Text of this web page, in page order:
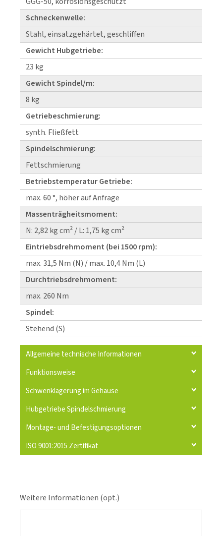
Schneckenwelle:
Stahl, einsatzgehärtet, geschliffen
Gewicht Hubgetriebe:
23 kg
Gewicht Spindel/m:
8 kg
Getriebeschmierung:
synth. Fließfett
Spindelschmierung:
Fettschmierung
Betriebstemperatur Getriebe:
max. 60 °, höher auf Anfrage
Massenträgheitsmoment:
N: 2,82 kg cm² / L: 1,75 kg cm²
Eintriebsdrehmoment (bei 1500 rpm):
max. 31,5 Nm (N) / max. 10,4 Nm (L)
Durchtriebsdrehmoment:
max. 260 Nm
Spindel:
Stehend (S)
Allgemeine technische Informationen
Funktionsweise
Schwenklagerung im Gehäuse
Hubgetriebe Spindelschmierung
Montage- und Befestigungsoptionen
ISO 9001:2015 Zertifikat
Weitere Informationen (opt.)